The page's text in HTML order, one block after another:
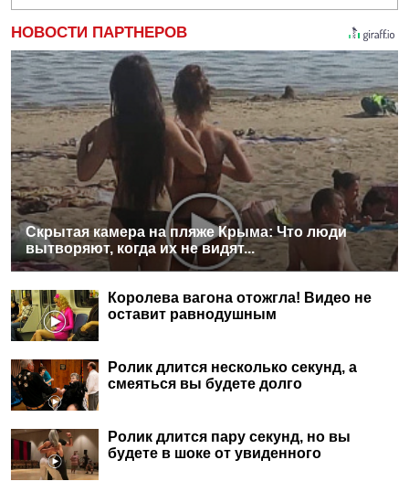
НОВОСТИ ПАРТНЕРОВ
Скрытая камера на пляже Крыма: Что люди
вытворяют, когда их не видят...
Королева вагона отожгла! Видео не
оставит равнодушным
Ролик длится несколько секунд, а
смеяться вы будете долго
Ролик длится пару секунд, но вы
будете в шоке от увиденного